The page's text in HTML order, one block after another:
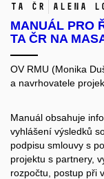
TA ČR Alena
MANUÁL PRO
TA ČR NA
OV RMU (Monika
a navrhovatele
Manuál obsahuje
vyhlášení výsledků
podpisu smlouvy s
projektu s partnery,
rozpočtu, postup při